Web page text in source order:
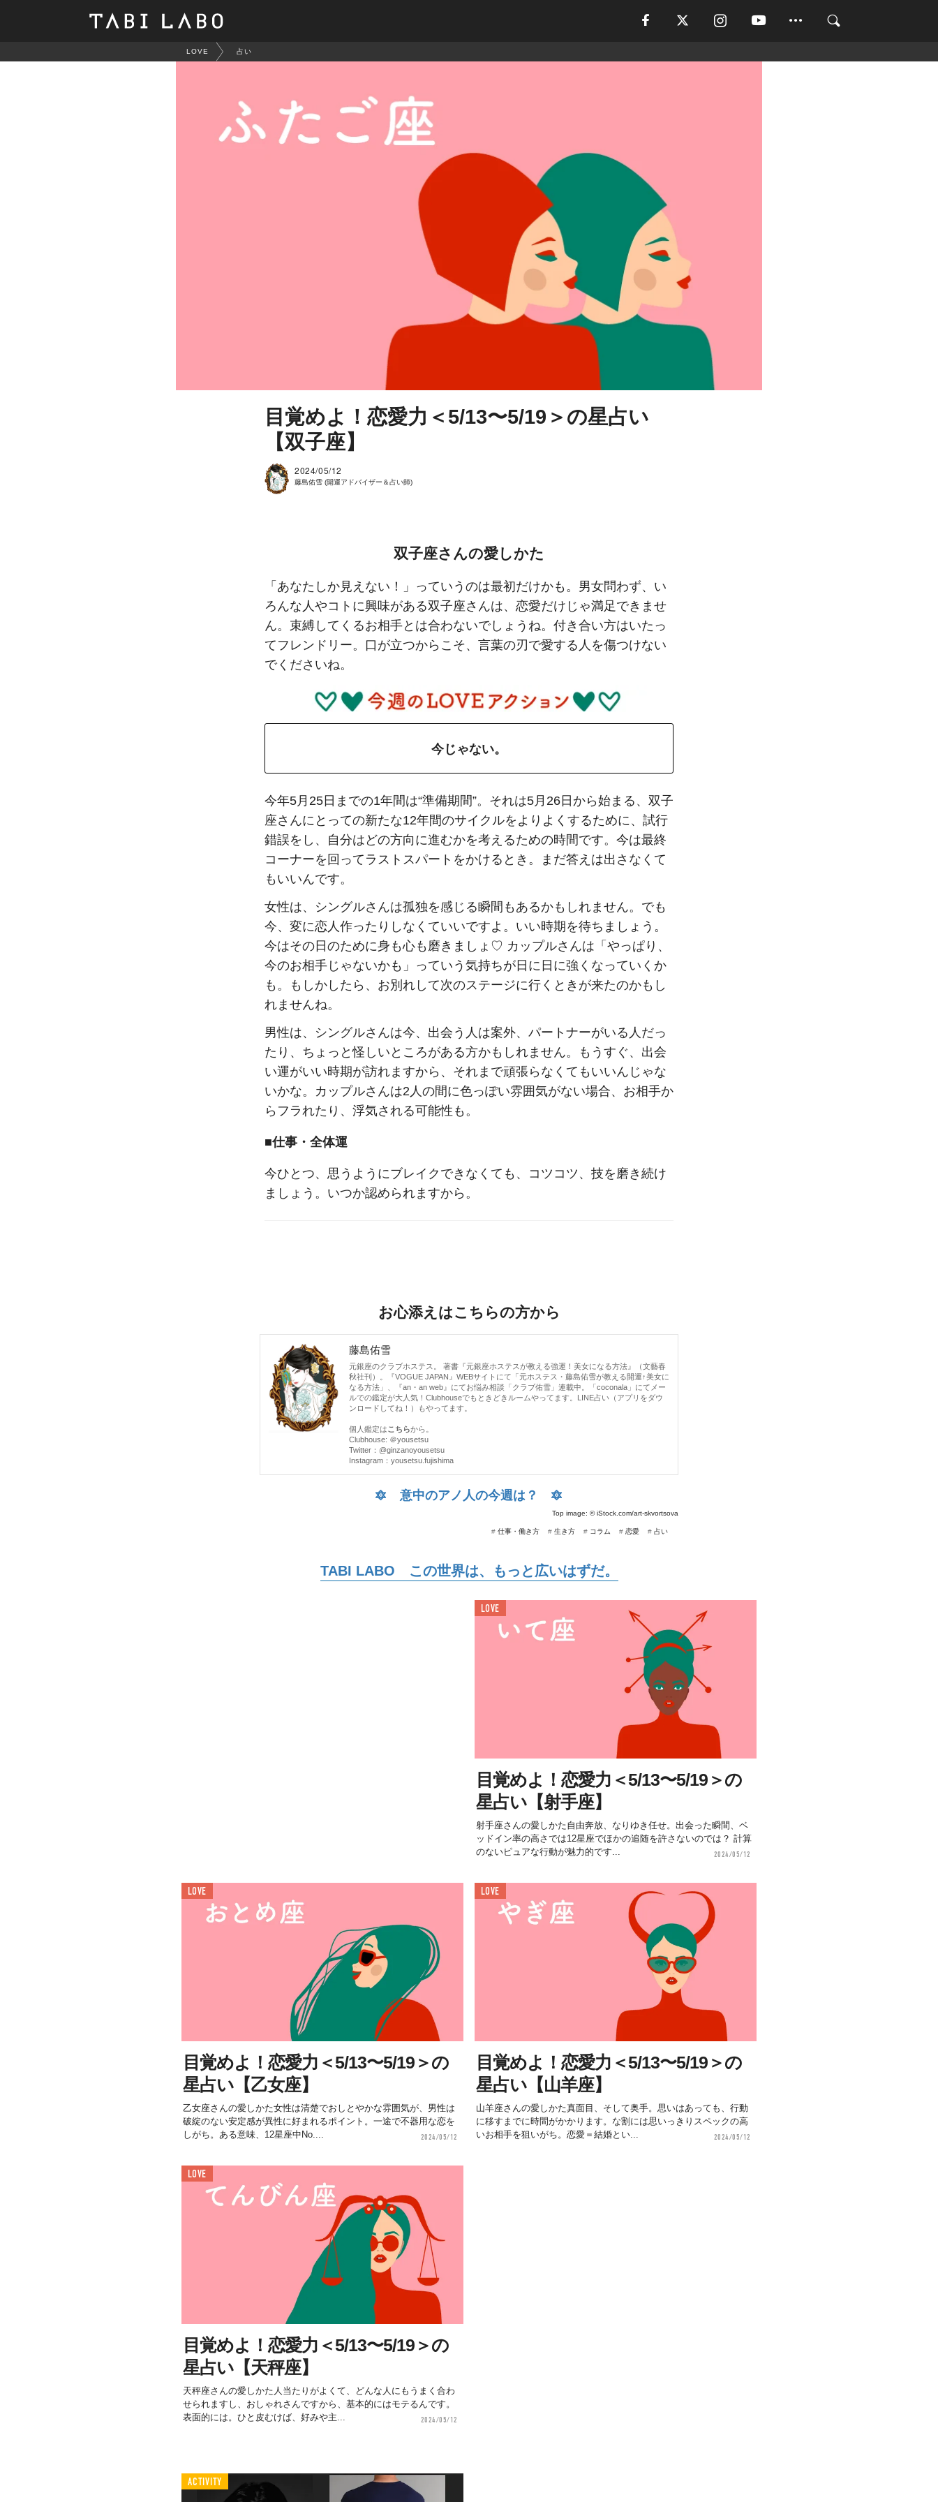
LOVE 占い
目覚めよ！恋愛力＜5/13〜5/19＞の星占い
【双子座】
2024/05/12
藤島佑雪 (開運アドバイザー＆占い師)
双子座さんの愛しかた
「あなたしか見えない！」っていうのは最初だけかも。男女問わず、い
ろんな人やコトに興味がある双子座さんは、恋愛だけじゃ満足できませ
ん。束縛してくるお相手とは合わないでしょうね。付き合い方はいたっ
てフレンドリー。口が立つからこそ、言葉の刃で愛する人を傷つけない
でくださいね。
今じゃない。
今年5月25日までの1年間は“準備期間”。それは5月26日から始まる、双子
座さんにとっての新たな12年間のサイクルをよりよくするために、試行
錯誤をし、自分はどの方向に進むかを考えるための時間です。今は最終
コーナーを回ってラストスパートをかけるとき。まだ答えは出さなくて
もいいんです。
女性は、シングルさんは孤独を感じる瞬間もあるかもしれません。でも
今、変に恋人作ったりしなくていいですよ。いい時期を待ちましょう。
今はその日のために身も心も磨きましょ♡ カップルさんは「やっぱり、
今のお相手じゃないかも」っていう気持ちが日に日に強くなっていくか
も。もしかしたら、お別れして次のステージに行くときが来たのかもし
れませんね。
男性は、シングルさんは今、出会う人は案外、パートナーがいる人だっ
たり、ちょっと怪しいところがある方かもしれません。もうすぐ、出会
い運がいい時期が訪れますから、それまで頑張らなくてもいいんじゃな
いかな。カップルさんは2人の間に色っぽい雰囲気がない場合、お相手か
らフラれたり、浮気される可能性も。
■仕事・全体運
今ひとつ、思うようにブレイクできなくても、コツコツ、技を磨き続け
ましょう。いつか認められますから。
お心添えはこちらの方から
藤島佑雪
元銀座のクラブホステス。 著書『元銀座ホステスが教える強運！美女になる方法』（文藝春
秋社刊）。『VOGUE JAPAN』WEBサイトにて「元ホステス・藤島佑雪が教える開運↑美女に
なる方法」、『an・an web』にてお悩み相談「クラブ佑雪」連載中。「coconala」にてメー
ルでの鑑定が大人気！Clubhouseでもときどきルームやってます。LINE占い（アプリをダウ
ンロードしてね！）もやってます。
個人鑑定はこちらから。
Clubhouse: ＠yousetsu
Twitter： @ginzanoyousetsu
Instagram： yousetsu.fujishima
🔯 意中のアノ人の今週は？ 🔯
Top image: ©iStock.com/art-skvortsova
# 占い
# 恋愛
# コラム
# 生き方
# 仕事・働き方
TABI LABO この世界は、もっと広いはずだ。
LOVE
目覚めよ！恋愛力＜5/13〜5/19＞の
星占い【射手座】
射手座さんの愛しかた自由奔放、なりゆき任せ。出会った瞬間、ベ
ッドイン率の高さでは12星座でほかの追随を許さないのでは？ 計算
のないピュアな行動が魅力的です...
2024/05/12
LOVE
目覚めよ！恋愛力＜5/13〜5/19＞の
星占い【乙女座】
乙女座さんの愛しかた女性は清楚でおしとやかな雰囲気が、男性は
破綻のない安定感が異性に好まれるポイント。一途で不器用な恋を
しがち。ある意味、12星座中No....
2024/05/12
LOVE
目覚めよ！恋愛力＜5/13〜5/19＞の
星占い【山羊座】
山羊座さんの愛しかた真面目、そして奥手。思いはあっても、行動
に移すまでに時間がかかります。な割には思いっきりスペックの高
いお相手を狙いがち。恋愛＝結婚とい...
2024/05/12
LOVE
目覚めよ！恋愛力＜5/13〜5/19＞の
星占い【天秤座】
天秤座さんの愛しかた人当たりがよくて、どんな人にもうまく合わ
せられますし、おしゃれさんですから、基本的にはモテるんです。
表面的には。ひと皮むけば、好みや主...
2024/05/12
ACTIVITY